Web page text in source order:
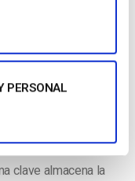
PERSONAL
desde tu
entregarán a sus
clave almacena la